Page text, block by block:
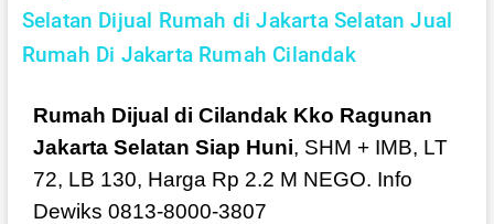
Selatan Dijual Rumah di Jakarta Selatan Jual
Rumah Di Jakarta Rumah Cilandak
Rumah Dijual di Cilandak Kko Ragunan
Jakarta Selatan Siap Huni, SHM + IMB, LT
72, LB 130, Harga Rp 2.2 M NEGO. Info
Dewiks 0813-8000-3807